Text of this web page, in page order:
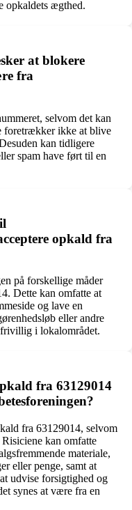
opkaldets ægthed.
at blokere
fra
selvom det kan
foretrækker ikke at blive
kan tidligere
spam have ført til en
opkald fra
på forskellige måder
Dette kan omfatte at
og lave en
eller andre
frivillig i lokalområdet.
fra 63129014
fra 63129014, selvom
kan omfatte
materiale,
eller penge, samt at
udvise forsigtighed og
synes at være fra en